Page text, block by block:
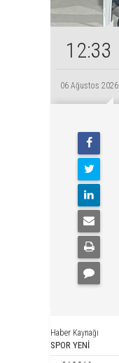
12:33
06 Ağustos 2026
Haber Kaynağı
SPOR YENİ